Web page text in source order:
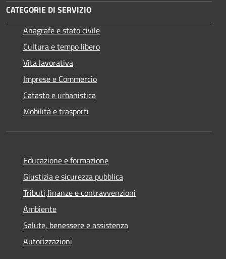
CATEGORIE DI SERVIZIO
Anagrafe e stato civile
Cultura e tempo libero
Vita lavorativa
Imprese e Commercio
Catasto e urbanistica
Mobilità e trasporti
Educazione e formazione
Giustizia e sicurezza pubblica
Tributi,finanze e contravvenzioni
Ambiente
Salute, benessere e assistenza
Autorizzazioni